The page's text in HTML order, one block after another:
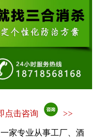
点击咨询 >>
家专业从事工厂、酒